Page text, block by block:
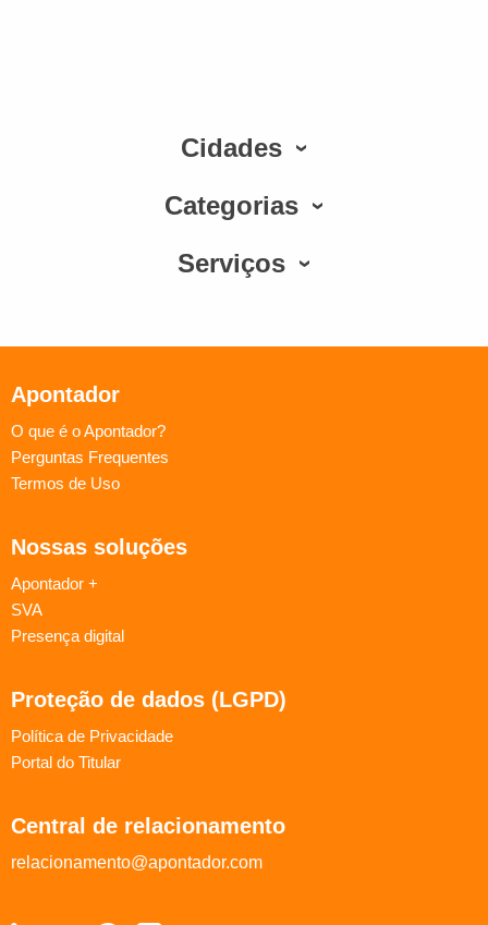
Cidades
Categorias
Serviços
Apontador
O que é o Apontador?
Perguntas Frequentes
Termos de Uso
Nossas soluções
Apontador +
SVA
Presença digital
Proteção de dados (LGPD)
Política de Privacidade
Portal do Titular
Central de relacionamento
relacionamento@apontador.com